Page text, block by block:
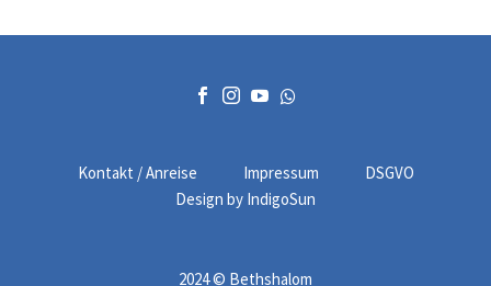
Kontakt / Anreise Impressum
DSGVO
Design by IndigoSun
2024 © Bethshalom